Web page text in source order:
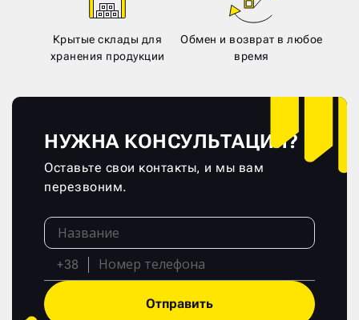
Крытые склады для
хранения продукции
Обмен и возврат в любое
время
НУЖНА КОНСУЛЬТАЦИЯ?
Оставьте свои контакты, и мы вам
перезвоним.
+38
Отправить